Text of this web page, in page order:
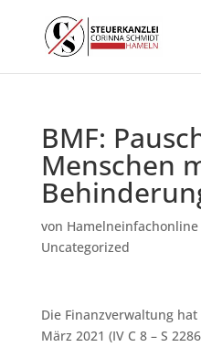
BMF:
Menschen
von Hamelneinfachonline
Uncategorized
Die Finanzverwaltung
März 2021 (IV C 8 – S